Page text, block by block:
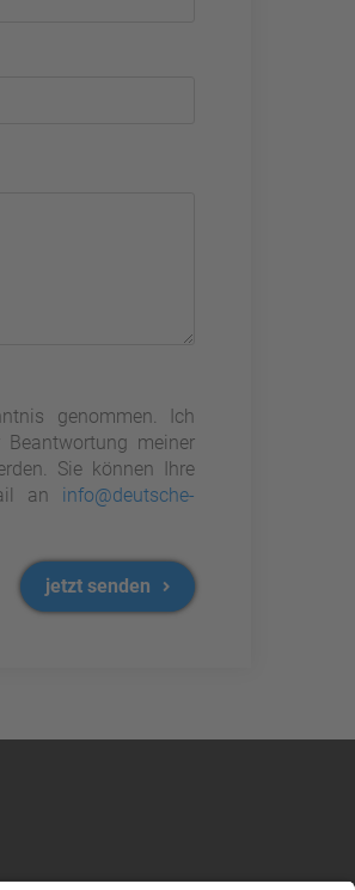
genommen. Ich
meiner
Sie können Ihre
an info@deutsche-
jetzt senden